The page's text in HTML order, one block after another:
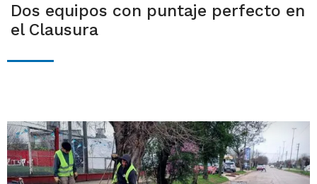
Dos equipos con puntaje perfecto en
el Clausura